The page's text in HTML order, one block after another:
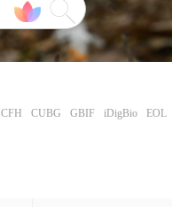
CFH CUBG GBIF iDigBio EOL